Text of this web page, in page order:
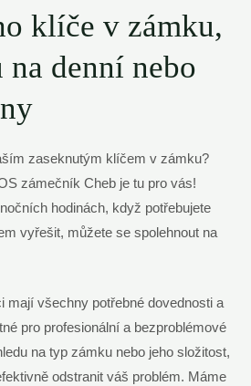
klíče v zámku,
na denní nebo
zaseknutým klíčem‌ v zámku?
zámečník Cheb je⁤ tu ⁢pro ⁤vás!
hodinách, když potřebujete
​vyřešit, můžete se ‍spolehnout ‍na
všechny potřebné dovednosti a
pro profesionální a bezproblémové
na typ⁣ zámku ​nebo jeho složitost,
odstranit váš⁢ problém.⁣ Máme